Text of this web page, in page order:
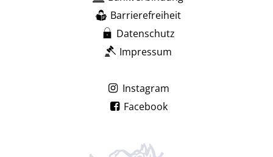
Barrierefreiheit
Datenschutz
Impressum
Instagram
Facebook